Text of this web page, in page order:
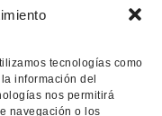
tecnologías como
información del
nos permitirá
navegación o los